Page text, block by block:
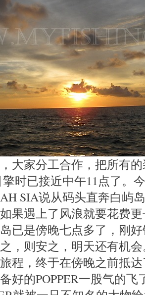
大家分工合作，把所有
时已接近中午11点了。
SIA说从码头直奔白屿
果遇上了风浪就要花费
已是傍晚七点多了，刚
，则安之，明天还有机会
程，终于在傍晚之前抵
好的POPPER一股气的